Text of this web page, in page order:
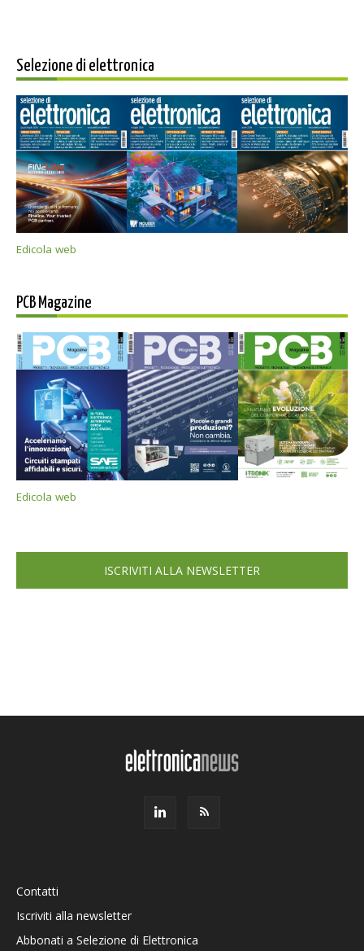
Selezione di elettronica
Edicola web
PCB Magazine
Edicola web
ISCRIVITI ALLA NEWSLETTER
Contatti
Iscriviti alla newsletter
Abbonati a Selezione di Elettronica